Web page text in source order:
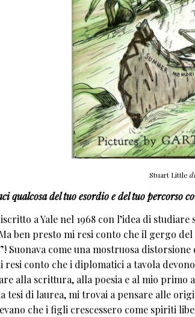
Stuart Little
qualcosa del tuo esordio e del tuo percorso
a Yale nel 1968 con l’idea di
ben presto mi resi conto che il gergo
Suonava come una mostruosa
resi conto che i diplomatici a tavola
alla scrittura, alla poesia e al mio
tesi di laurea, mi trovai a pensare alle
che i figli crescessero come spiriti